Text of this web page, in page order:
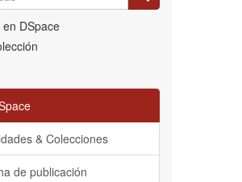
en DSpace
& Colecciones
de publicación